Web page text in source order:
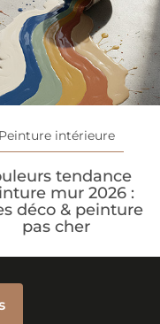
Peinture intérieure
tendance
mur 2026 :
déco & peinture
pas cher